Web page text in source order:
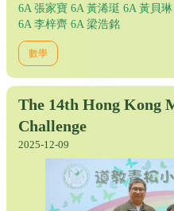
6A 張家寶 6A 黃浠珽 6A 黃貝琳
6A 李梓齊 6A 梁浩銘
數學
The 14th Hong Kong
Challenge
2025-12-09